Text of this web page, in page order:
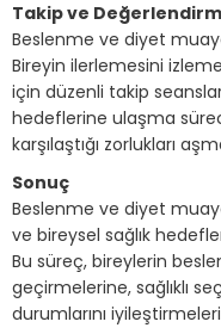
Takip ve
Beslenme ve diyet
Bireyin ilerlemesini
için düzenli takip
hedeflerine ulaşma
karşılaştığı zorlukları
Sonuç
Beslenme ve diyet
ve bireysel sağlık
Bu süreç, bireylerin
geçirmelerine, sağlıklı
durumlarını